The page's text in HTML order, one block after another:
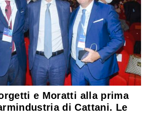
e Moratti alla prima
di Cattani. Le